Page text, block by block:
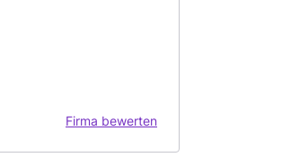
Firma bewerten